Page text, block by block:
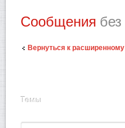
Сообщения без
Вернуться к расширенному
Темы